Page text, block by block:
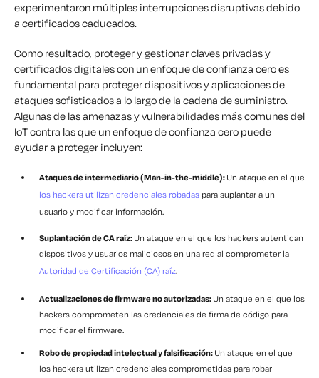
experimentaron múltiples interrupciones disruptivas debido
a certificados caducados.
Como resultado, proteger y gestionar claves privadas y
certificados digitales con un enfoque de confianza cero es
fundamental para proteger dispositivos y aplicaciones de
ataques sofisticados a lo largo de la cadena de suministro.
Algunas de las amenazas y vulnerabilidades más comunes del
IoT contra las que un enfoque de confianza cero puede
ayudar a proteger incluyen:
Ataques de intermediario (Man-in-the-middle): Un ataque en el que
los hackers utilizan credenciales robadas para suplantar a un
usuario y modificar información.
Suplantación de CA raíz: Un ataque en el que los hackers autentican
dispositivos y usuarios maliciosos en una red al comprometer la
Autoridad de Certificación (CA) raíz.
Actualizaciones de firmware no autorizadas: Un ataque en el que los
hackers comprometen las credenciales de firma de código para
modificar el firmware.
Robo de propiedad intelectual y falsificación: Un ataque en el que
los hackers utilizan credenciales comprometidas para robar